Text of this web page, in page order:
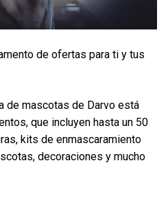
de ofertas para ti y tus
de mascotas de Darvo está
que incluyen hasta un 50
kits de enmascaramiento
decoraciones y mucho